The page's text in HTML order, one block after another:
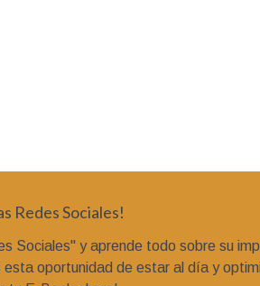
Redes Sociales!
Sociales" y aprende todo sobre su
esta oportunidad de estar al día y